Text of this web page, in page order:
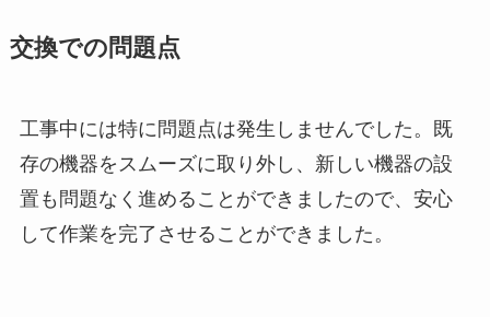
交換での問題点
工事中には特に問題点は発生しませんでした。既
存の機器をスムーズに取り外し、新しい機器の設
置も問題なく進めることができましたので、安心
して作業を完了させることができました。